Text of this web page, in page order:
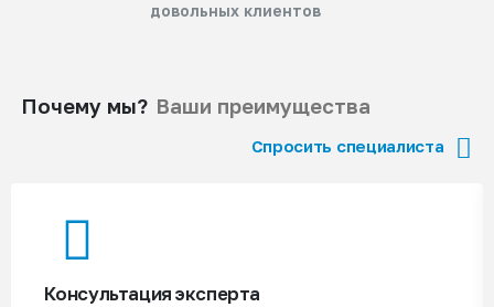
довольных клиентов
Почему мы? Ваши преимущества
Спросить специалиста
Консультация эксперта